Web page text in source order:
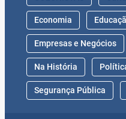
Economia
Empresas e Negócios
Na História
Segurança Pública